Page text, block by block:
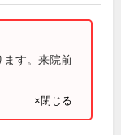
ます。来院前
×閉じる